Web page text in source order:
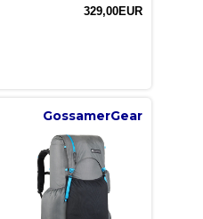
329,00EUR
GossamerGear